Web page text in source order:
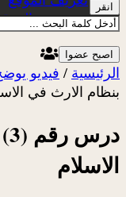
عن
انقر
اصبح عضوا
الرئيسية / فيديو
بنظام الارث في
الاسلام